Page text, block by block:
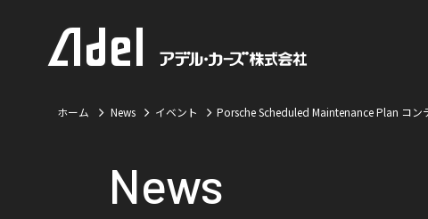
ホーム News イベント Porsche Scheduled Maintenance Plan コ
News